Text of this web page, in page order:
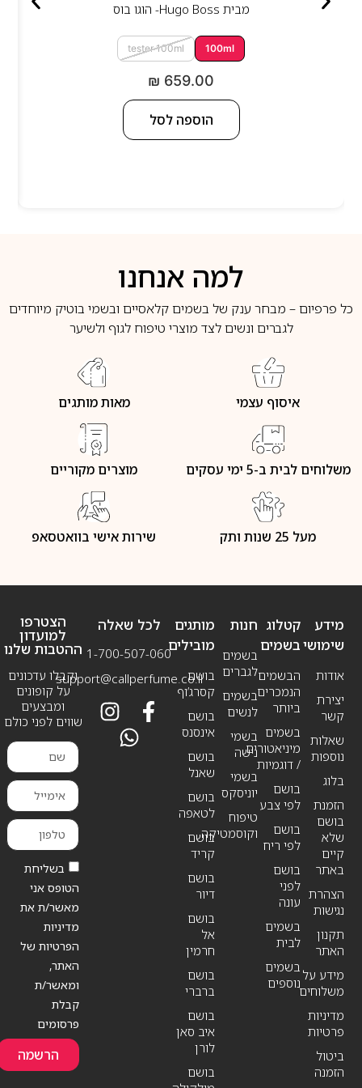
מבית Hugo Boss- הוגו בוס
100ml
tester 100ml
₪ 659.00
הוספה לסל
למה אנחנו
כל פרפיום – מבחר ענק של בשמים קלאסיים ובשמי בוטיק מיוחדים
לגברים ונשים לצד מוצרי טיפוח לגוף ולשיער
איסוף עצמי מאות מותגים
משלוחים לבית ב-5 ימי עסקים מוצרים מקוריים
מעל 25 שנות ותק שירות אישי בוואטסאפ
מידע
שימושי
אודות
יצירת
קשר
שאלות
נוספות
בלוג
הזמנת
בושם
שלא
קיים
באתר
הצהרת
נגישות
תקנון
האתר
מידע על
משלוחים
מדיניות
פרטיות
ביטול
הזמנה
חנות
בשמים
לגברים
בשמים
לנשים
בשמי
נישה
בשמי
יוניסקס
טיפוח
וקוסמטיקה
קטלוג
בשמים
הבשמים
הנמכרים
ביותר
בשמים
מיניאטורים
/ דוגמיות
בושם
לפי צבע
בושם
לפי ריח
בושם
לפני
עונה
בשמים
לבית
בשמים
נוספים
מותגים
מובילים
בושם
קסרג’וף
בושם
אינסנס
בושם
שאנל
בושם
לטאפה
בושם
קריד
בושם
דיור
בושם
אל
חרמין
בושם
ברברי
בושם
איב סאן
לורן
בושם
לכל שאלה
1-700-507-060
support@callperfume.co.il
הצטרפו
למועדון
ההטבות שלנו
וקבלו עדכונים
על קופונים
ומבצעים
שווים לפני כולם
בשליחת
הטופס אני
מאשר/ת את
מדיניות
הפרטיות של
האתר,
ומאשר/ת
קבלת
פרסומים
הרשמה